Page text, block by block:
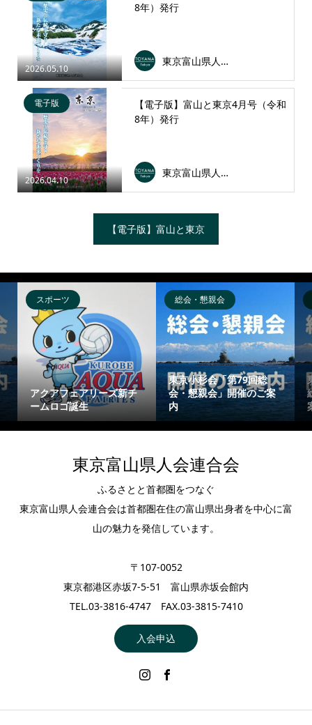
2026.05.10
8年）発行
東京富山県人会連合会
2026.04.10
電子版
【電子版】富山と東京4月号（令和
8年）発行
東京富山県人会連合会
【電子版】富山と東京
スポーツ
アクアフェアリーズ新チ
ームロゴ誕生
総会・懇親会
東京小杉会「第79回総
会・懇親会」開催のご案
内
東京富山県人会連合会
ふるさとと首都圏をつなぐ
東京富山県人会連合会は首都圏在住の富山県出身者を中心に富
山の魅力を発信しています。
〒107-0052
東京都港区赤坂7-5-51 富山県赤坂会館内
TEL.03-3816-4747 FAX.03-3815-7410
入会申込